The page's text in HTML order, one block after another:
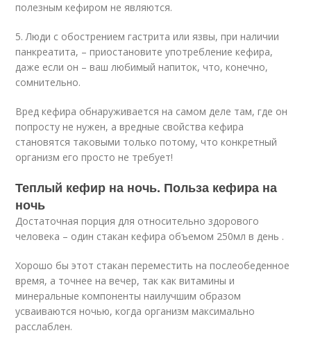
полезным кефиром не являются.
5. Люди с обострением гастрита или язвы, при наличии
панкреатита, – приостановите употребление кефира,
даже если он – ваш любимый напиток, что, конечно,
сомнительно.
Вред кефира обнаруживается на самом деле там, где он
попросту не нужен, а вредные свойства кефира
становятся таковыми только потому, что конкретный
организм его просто не требует!
Теплый кефир на ночь. Польза кефира на
ночь
Достаточная порция для относительно здорового
человека – один стакан кефира объемом 250мл в день .
Хорошо бы этот стакан переместить на послеобеденное
время, а точнее на вечер, так как витамины и
минеральные компоненты наилучшим образом
усваиваются ночью, когда организм максимально
расслаблен.